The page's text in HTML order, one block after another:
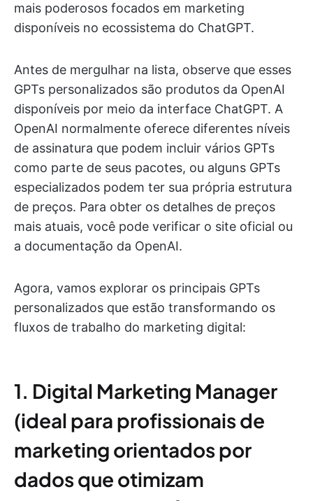
mais poderosos focados em marketing
disponíveis no ecossistema do ChatGPT.
Antes de mergulhar na lista, observe que esses
GPTs personalizados são produtos da OpenAI
disponíveis por meio da interface ChatGPT. A
OpenAI normalmente oferece diferentes níveis
de assinatura que podem incluir vários GPTs
como parte de seus pacotes, ou alguns GPTs
especializados podem ter sua própria estrutura
de preços. Para obter os detalhes de preços
mais atuais, você pode verificar o site oficial ou
a documentação da OpenAI.
Agora, vamos explorar os principais GPTs
personalizados que estão transformando os
fluxos de trabalho do marketing digital:
1. Digital Marketing Manager
(ideal para profissionais de
marketing orientados por
dados que otimizam